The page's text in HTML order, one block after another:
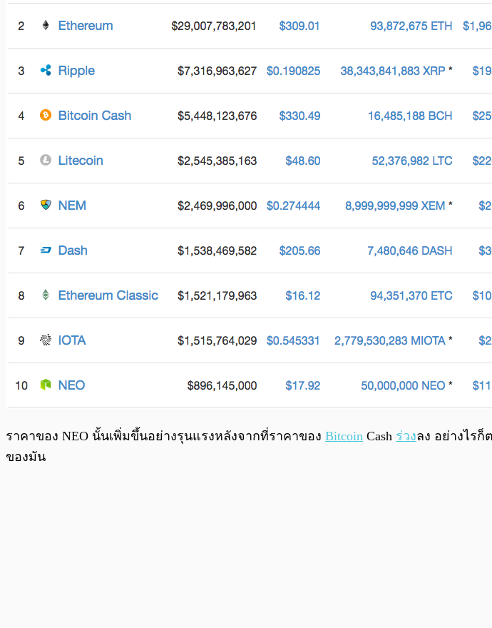
ราคาของ NEO นั้นเพิ่มขึ้นอย่างรุนแรงหลังจากที่ราคาของ Bitcoin Cash ร่วงลง อย่างไร
ของมัน